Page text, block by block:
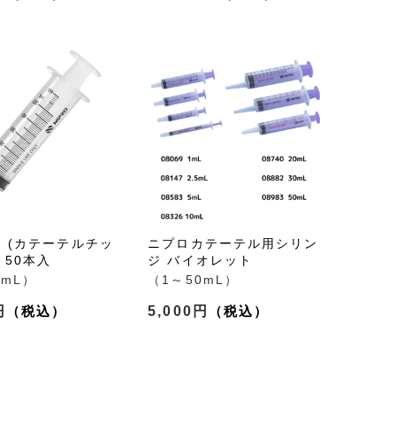
(カテーテルチッ
本入
）
ニプロカテーテル用シリン
ジ バイオレット
（1～50mL）
5,000円